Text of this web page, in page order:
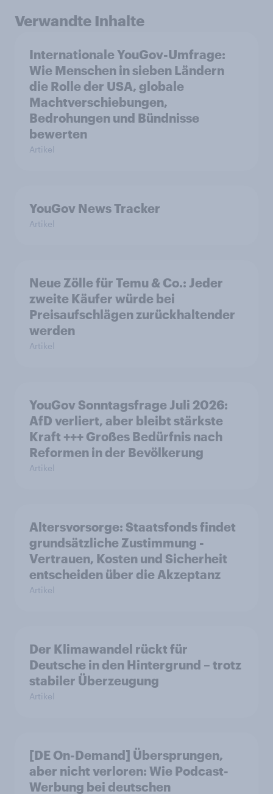
Verwandte Inhalte
Internationale YouGov-Umfrage:
Wie Menschen in sieben Ländern
die Rolle der USA, globale
Machtverschiebungen,
Bedrohungen und Bündnisse
bewerten
Artikel
YouGov News Tracker
Artikel
Neue Zölle für Temu & Co.: Jeder
zweite Käufer würde bei
Preisaufschlägen zurückhaltender
werden
Artikel
YouGov Sonntagsfrage Juli 2026:
AfD verliert, aber bleibt stärkste
Kraft +++ Großes Bedürfnis nach
Reformen in der Bevölkerung
Artikel
Altersvorsorge: Staatsfonds findet
grundsätzliche Zustimmung -
Vertrauen, Kosten und Sicherheit
entscheiden über die Akzeptanz
Artikel
Der Klimawandel rückt für
Deutsche in den Hintergrund – trotz
stabiler Überzeugung
Artikel
[DE On-Demand] Übersprungen,
aber nicht verloren: Wie Podcast-
Werbung bei deutschen